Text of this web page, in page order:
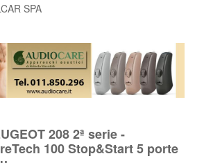
SPA
208 2ª serie -
100 Stop&Start 5 porte